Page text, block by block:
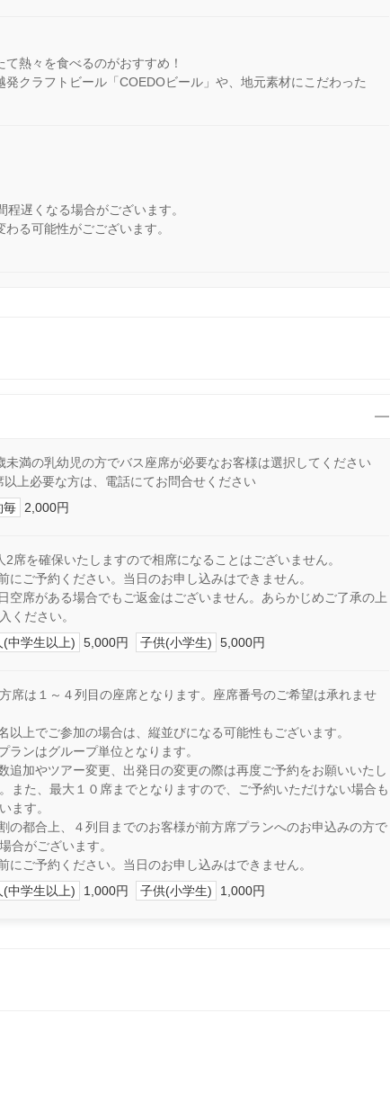
熱々を食べるのがおすすめ！
クラフトビール「COEDOビール」や、地元素材にこだわった
遅くなる場合がございます。
る可能性がごございます。
満の乳幼児の方でバス座席が必要なお客様は選択してください
上必要な方は、電話にてお問合せください
毎 2,000円
席を確保いたしますので相席になることはございません。
にご予約ください。当日のお申し込みはできません。
空席がある場合でもご返金はございません。あらかじめご了承の上
ください。
(中学生以上) 5,000円 子供(小学生) 5,000円
席は１～４列目の座席となります。座席番号のご希望は承れませ
以上でご参加の場合は、縦並びになる可能性もございます。
ランはグループ単位となります。
追加やツアー変更、出発日の変更の際は再度ご予約をお願いいたし
また、最大１０席までとなりますので、ご予約いただけない場合も
ます。
の都合上、４列目までのお客様が前方席プランへのお申込みの方で
合がございます。
にご予約ください。当日のお申し込みはできません。
(中学生以上) 1,000円 子供(小学生) 1,000円